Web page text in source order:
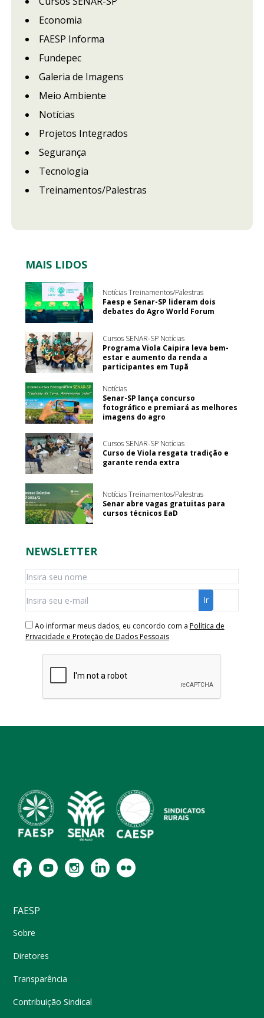
Economia
FAESP Informa
Fundepec
Galeria de Imagens
Meio Ambiente
Notícias
Projetos Integrados
Segurança
Tecnologia
Treinamentos/Palestras
MAIS LIDOS
Notícias Treinamentos/Palestras
Faesp e Senar-SP lideram dois
debates do Agro World Forum
Cursos SENAR-SP Notícias
Programa Viola Caipira leva bem-
estar e aumento da renda a
participantes em Tupã
Notícias
Senar-SP lança concurso
fotográfico e premiará as melhores
imagens do agro
Cursos SENAR-SP Notícias
Curso de Viola resgata tradição e
garante renda extra
Notícias Treinamentos/Palestras
Senar abre vagas gratuitas para
cursos técnicos EaD
NEWSLETTER
Ao informar meus dados, eu concordo com a Política de
Privacidade e Proteção de Dados Pessoais
FAESP
Sobre
Diretores
Transparência
Contribuição Sindical